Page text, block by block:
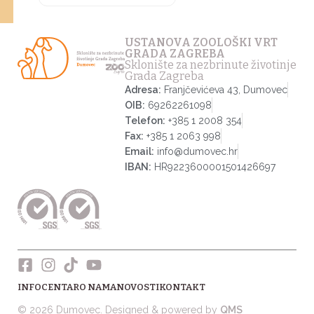
USTANOVA ZOOLOŠKI VRT
GRADA ZAGREBA
Sklonište za nezbrinute životinje
Grada Zagreba
Adresa: Franjčevićeva 43, Dumovec
OIB: 69262261098
Telefon: +385 1 2008 354
Fax: +385 1 2063 998
Email: info@dumovec.hr
IBAN: HR9223600001501426697
INFOCENTARO NAMANOVOSTIKONTAKT
© 2026 Dumovec. Designed & powered by QMS